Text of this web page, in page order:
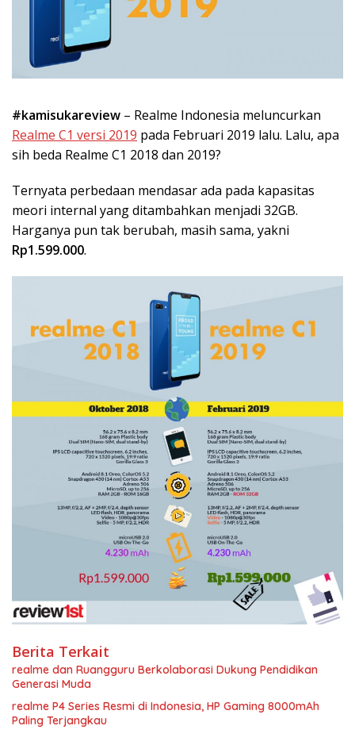
#kamisukareview – Realme Indonesia meluncurkan
Realme C1 versi 2019 pada Februari 2019 lalu. Lalu, apa
sih beda Realme C1 2018 dan 2019?
Ternyata perbedaan mendasar ada pada kapasitas
meori internal yang ditambahkan menjadi 32GB.
Harganya pun tak berubah, masih sama, yakni
Rp1.599.000.
Berita Terkait
realme dan Ruangguru Berkolaborasi Dukung Pendidikan
Generasi Muda
realme P4 Series Resmi di Indonesia, HP Gaming 8000mAh
Paling Terjangkau